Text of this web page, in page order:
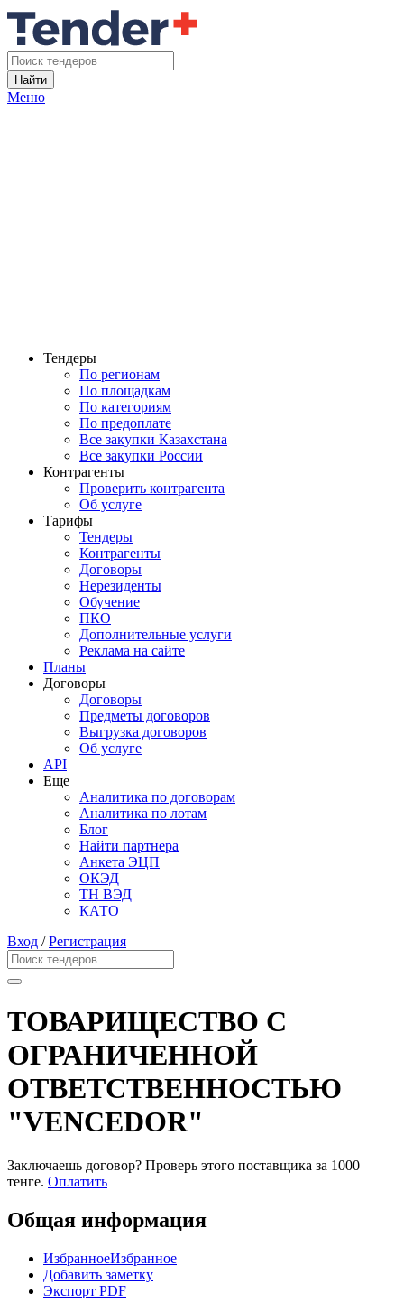
Найти
Меню
Тендеры
По регионам
По площадкам
По категориям
По предоплате
Все закупки Казахстана
Все закупки России
Контрагенты
Проверить контрагента
Об услуге
Тарифы
Тендеры
Контрагенты
Договоры
Нерезиденты
Обучение
ПКО
Дополнительные услуги
Реклама на сайте
Планы
Договоры
Договоры
Предметы договоров
Выгрузка договоров
Об услуге
API
Еще
Аналитика по договорам
Аналитика по лотам
Блог
Найти партнера
Анкета ЭЦП
ОКЭД
ТН ВЭД
КАТО
Вход /Регистрация
ТОВАРИЩЕСТВО С
ОГРАНИЧЕННОЙ
ОТВЕТСТВЕННОСТЬЮ
"VENCEDOR"
Заключаешь договор? Проверь этого поставщика за 1000
тенге. Оплатить
Общая информация
ИзбранноеИзбранное
Добавить заметку
Экспорт PDF